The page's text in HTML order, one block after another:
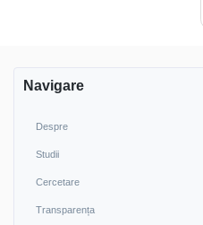
Navigare
Despre
Studii
Cercetare
Transparența